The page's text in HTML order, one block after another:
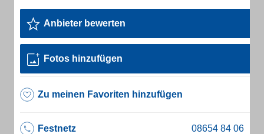
Anbieter bewerten
Fotos hinzufügen
Zu meinen Favoriten hinzufügen
Festnetz